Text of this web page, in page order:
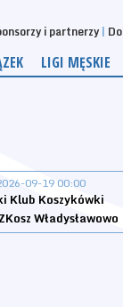
i partnerzy
LIGI MĘSKIE
09-19 00:00
Klub Koszykówki
Władysławowo